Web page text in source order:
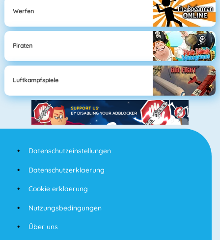
Werfen
Piraten
Luftkampfspiele
Datenschutzeinstellungen
Datenschutzerklaerung
Cookie erklaerung
Nutzungsbedingungen
Über uns